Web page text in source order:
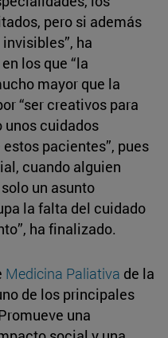
pero si además
ha
los que “la
mayor que la
“ser creativos para
unos cuidados
pacientes”, pues
cuando alguien
un asunto
la falta del cuidado
ha finalizado.
Medicina Paliativa de la
de los principales
una